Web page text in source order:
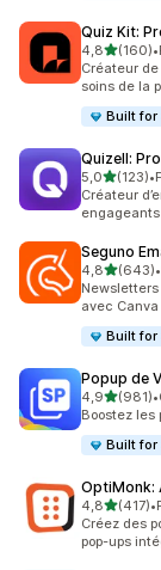
Quiz Kit:
4,8étoile(s)
(160)
160 avis au•
Créateur
soins de la
Built for
Quizell:
5,0étoile(s)
(123)
123 avis au•
Créateur
Seguno
4,8étoile(s)
(643)
643 avis au•
avec
Built for
Popup de
4,9étoile(s)
(981)
981 avis au•
Boostez les
Built for
OptiMonk:
4,8étoile(s)
(417)
417 avis au•
Créez des
pop-ups